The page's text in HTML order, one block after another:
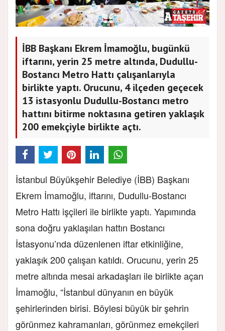
İBB Başkanı Ekrem İmamoğlu, bugünkü
iftarını, yerin 25 metre altında, Dudullu-
Bostancı Metro Hattı çalışanlarıyla
birlikte yaptı. Orucunu, 4 ilçeden geçecek
13 istasyonlu Dudullu-Bostancı metro
hattını bitirme noktasına getiren yaklaşık
200 emekçiyle birlikte açtı.
İstanbul Büyükşehir Belediye (İBB) Başkanı
Ekrem İmamoğlu, iftarını, Dudullu-Bostancı
Metro Hattı işçileri ile birlikte yaptı. Yapımında
sona doğru yaklaşılan hattın Bostancı
İstasyonu’nda düzenlenen iftar etkinliğine,
yaklaşık 200 çalışan katıldı. Orucunu, yerin 25
metre altında mesai arkadaşları ile birlikte açan
İmamoğlu, “İstanbul dünyanın en büyük
şehirlerinden birisi. Böylesi büyük bir şehrin
görünmez kahramanları, görünmez emekçileri